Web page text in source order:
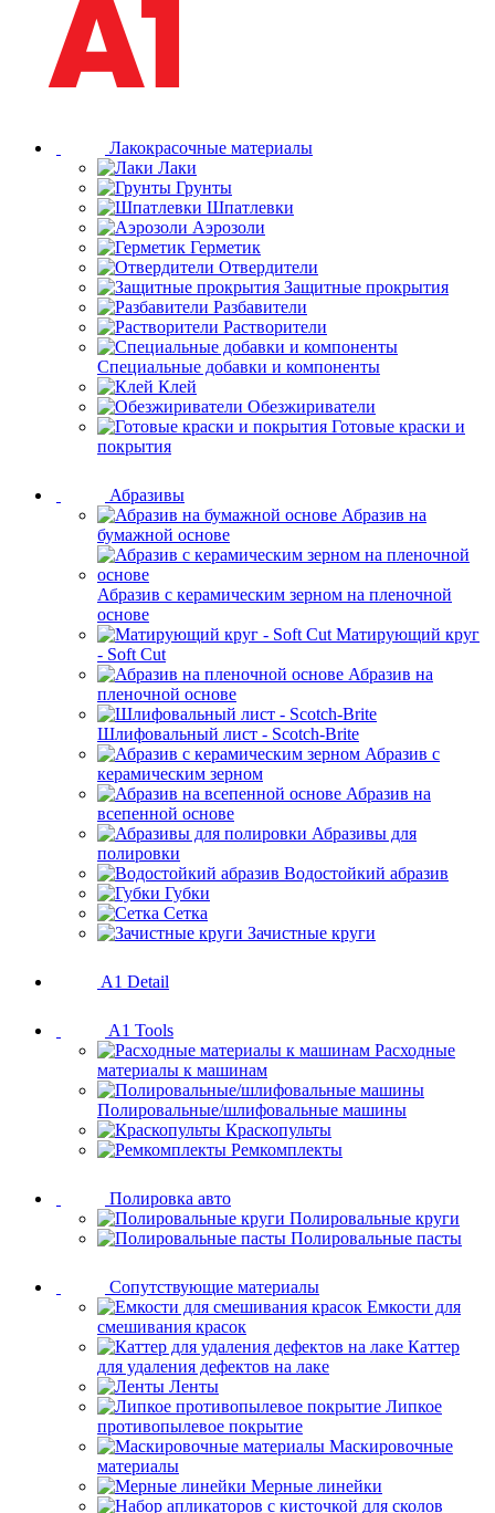
Лакокрасочные материалы
Лаки
Грунты
Шпатлевки
Аэрозоли
Герметик
Отвердители
Защитные прокрытия
Разбавители
Растворители
Специальные добавки и компоненты
Клей
Обезжириватели
Готовые краски и
покрытия
Абразивы
Абразив на
бумажной основе
Абразив с керамическим зерном на пленочной
основе
Матирующий круг
- Soft Cut
Абразив на
пленочной основе
Шлифовальный лист - Scotch-Brite
Абразив с
керамическим зерном
Абразив на
всепенной основе
Абразивы для
полировки
Водостойкий абразив
Губки
Сетка
Зачистные круги
A1 Detail
A1 Tools
Расходные
материалы к машинам
Полировальные/шлифовальные машины
Краскопульты
Ремкомплекты
Полировка авто
Полировальные круги
Полировальные пасты
Сопутствующие материалы
Емкости для
смешивания красок
Каттер
для удаления дефектов на лаке
Ленты
Липкое
противопылевое покрытие
Маскировочные
материалы
Мерные линейки